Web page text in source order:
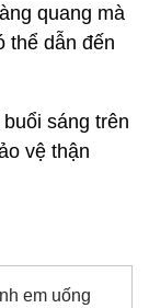
quang mà
thể dẫn đến
sáng trên
vệ thận
em uống